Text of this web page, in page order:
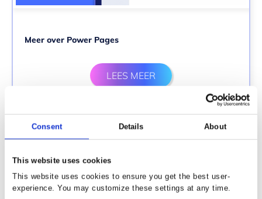
Consent Details About
This website uses cookies
This website uses cookies to ensure you get the best user-
experience. You may customize these settings at any time.
Meer over Power Pages
LEES MEER